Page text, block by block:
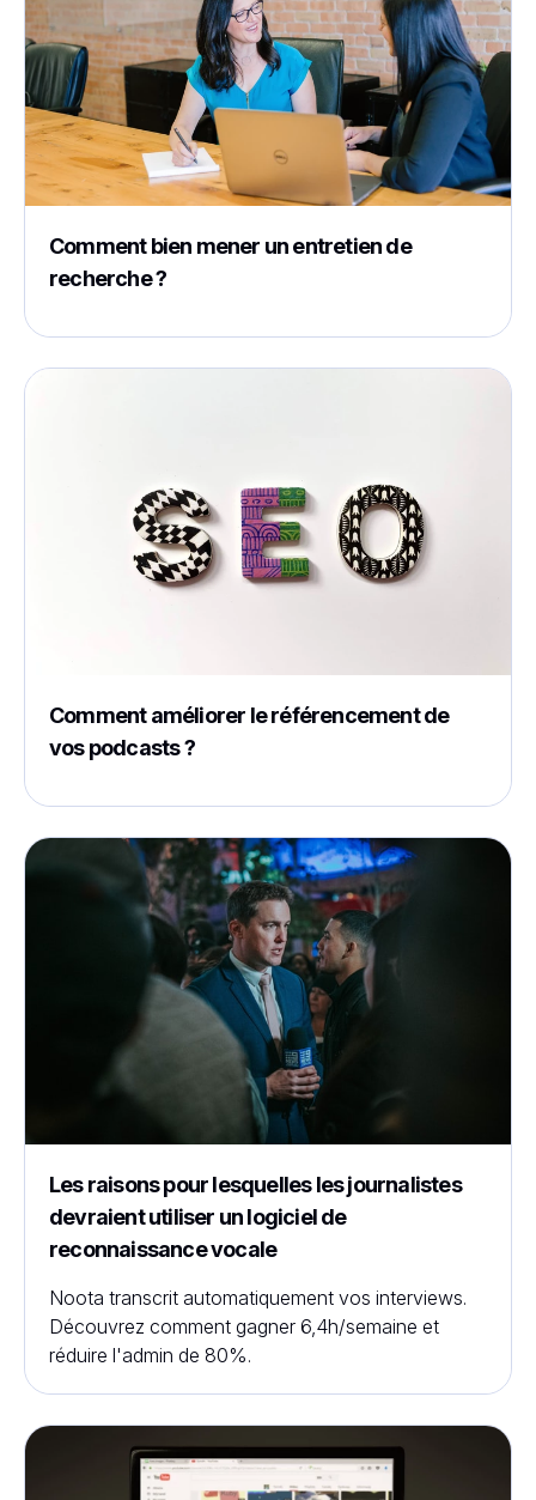
Comment bien mener un entretien de
recherche ?
Comment améliorer le référencement de
vos podcasts ?
Les raisons pour lesquelles les journalistes
devraient utiliser un logiciel de
reconnaissance vocale
Noota transcrit automatiquement vos interviews.
Découvrez comment gagner 6,4h/semaine et
réduire l'admin de 80%.